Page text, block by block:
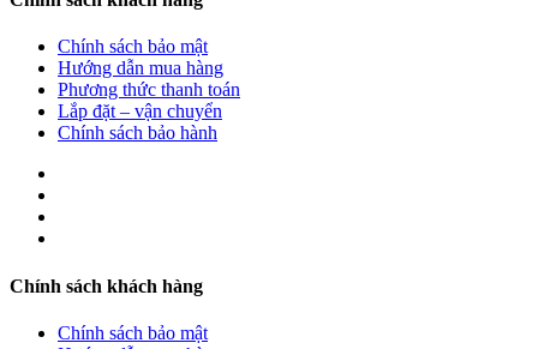
Chính sách bảo mật
Hướng dẫn mua hàng
Phương thức thanh toán
Lắp đặt – vận chuyển
Chính sách bảo hành
Chính sách khách hàng
Chính sách bảo mật